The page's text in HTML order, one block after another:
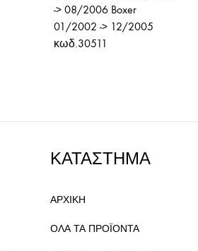
-> 08/2006 Boxer
01/2002 -> 12/2005
κωδ.30511
ΚΑΤΑΣΤΗΜΑ
ΑΡΧΙΚΗ
ΟΛΑ ΤΑ ΠΡΟΪΟΝΤΑ